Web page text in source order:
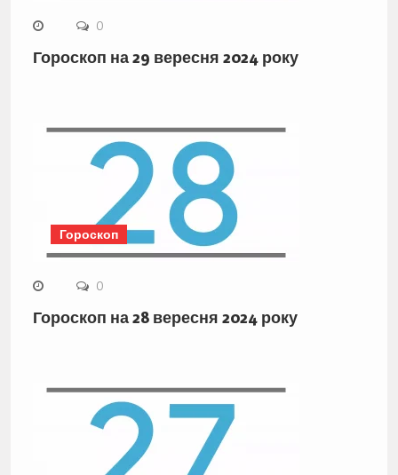
0
Гороскоп на 29 вересня 2024 року
Гороскоп
0
Гороскоп на 28 вересня 2024 року